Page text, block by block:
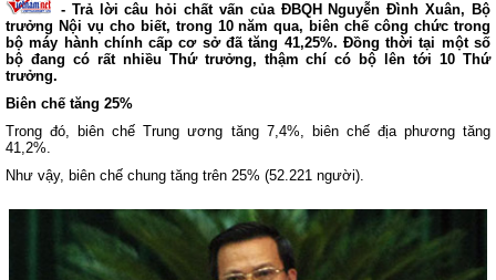
- Trả lời câu hỏi chất vấn của ĐBQH Nguyễn Đình Xuân, Bộ
trưởng Nội vụ cho biết, trong 10 năm qua, biên chế công chức trong
bộ máy hành chính cấp cơ sở đã tăng 41,25%. Đồng thời tại một số
bộ đang có rất nhiều Thứ trưởng, thậm chí có bộ lên tới 10 Thứ
trưởng.
Biên chế tăng 25%
Trong đó, biên chế Trung ương tăng 7,4%, biên chế địa phương tăng
41,2%.
Như vậy, biên chế chung tăng trên 25% (52.221 người).